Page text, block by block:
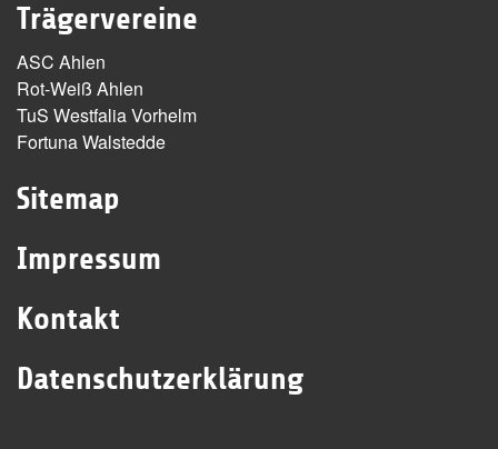
Trägervereine
ASC Ahlen
Rot-Weiß Ahlen
TuS Westfalia Vorhelm
Fortuna Walstedde
Sitemap
Impressum
Kontakt
Datenschutzerklärung